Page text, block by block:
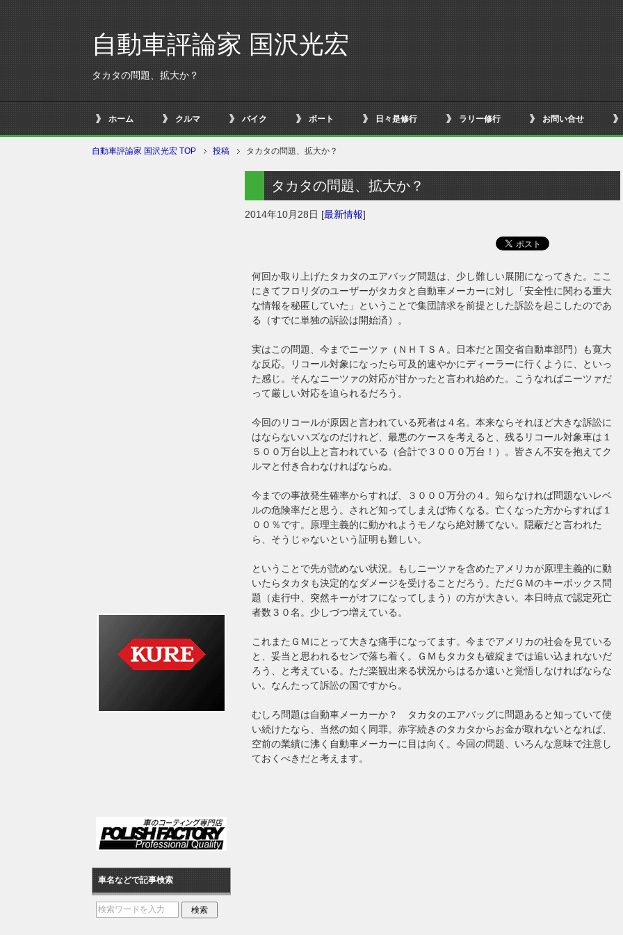
自動車評論家 国沢光宏
タカタの問題、拡大か？
ホーム クルマ バイク ボート 日々是修行 ラリー修行 お問い合せ
自動車評論家 国沢光宏 TOP 投稿 タカタの問題、拡大か？
タカタの問題、拡大か？
2014年10月28日 [最新情報]
何回か取り上げたタカタのエアバッグ問題は、少し難しい展開になってきた。ここ
にきてフロリダのユーザーがタカタと自動車メーカーに対し「安全性に関わる重大
な情報を秘匿していた」ということで集団請求を前提とした訴訟を起こしたのであ
る（すでに単独の訴訟は開始済）。
実はこの問題、今までニーツァ（ＮＨＴＳＡ。日本だと国交省自動車部門）も寛大
な反応。リコール対象になったら可及的速やかにディーラーに行くように、といっ
た感じ。そんなニーツァの対応が甘かったと言われ始めた。こうなればニーツァだ
って厳しい対応を迫られるだろう。
今回のリコールが原因と言われている死者は４名。本来ならそれほど大きな訴訟に
はならないハズなのだけれど、最悪のケースを考えると、残るリコール対象車は１
５００万台以上と言われている（合計で３０００万台！）。皆さん不安を抱えてク
ルマと付き合わなければならぬ。
今までの事故発生確率からすれば、３０００万分の４。知らなければ問題ないレベ
ルの危険率だと思う。されど知ってしまえば怖くなる。亡くなった方からすれば１
００％です。原理主義的に動かれようモノなら絶対勝てない。隠蔽だと言われた
ら、そうじゃないという証明も難しい。
ということで先が読めない状況。もしニーツァを含めたアメリカが原理主義的に動
いたらタカタも決定的なダメージを受けることだろう。ただＧＭのキーボックス問
題（走行中、突然キーがオフになってしまう）の方が大きい。本日時点で認定死亡
者数３０名。少しづつ増えている。
これまたＧＭにとって大きな痛手になってます。今までアメリカの社会を見ている
と、妥当と思われるセンで落ち着く。ＧＭもタカタも破綻までは追い込まれないだ
ろう、と考えている。ただ楽観出来る状況からはるか遠いと覚悟しなければならな
い。なんたって訴訟の国ですから。
むしろ問題は自動車メーカーか？ タカタのエアバッグに問題あると知っていて使
い続けたなら、当然の如く同罪。赤字続きのタカタからお金が取れないとなれば、
空前の業績に沸く自動車メーカーに目は向く。今回の問題、いろんな意味で注意し
ておくべきだと考えます。
車名などで記事検索